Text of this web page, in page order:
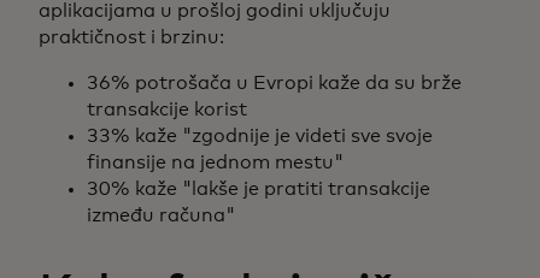
aplikacijama u prošloj godini uključuju
praktičnost i brzinu:
36% potrošača u Evropi kaže da su brže
transakcije korist
33% kaže "zgodnije je videti sve svoje
finansije na jednom mestu"
30% kaže "lakše je pratiti transakcije
između računa"